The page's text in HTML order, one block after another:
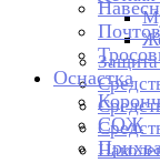
Оснастка
СОЖ